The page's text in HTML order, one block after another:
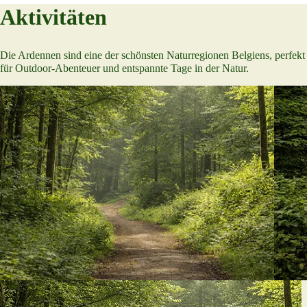
Aktivitäten
Die Ardennen sind eine der schönsten Naturregionen Belgiens, perfekt
für Outdoor-Abenteuer und entspannte Tage in der Natur.